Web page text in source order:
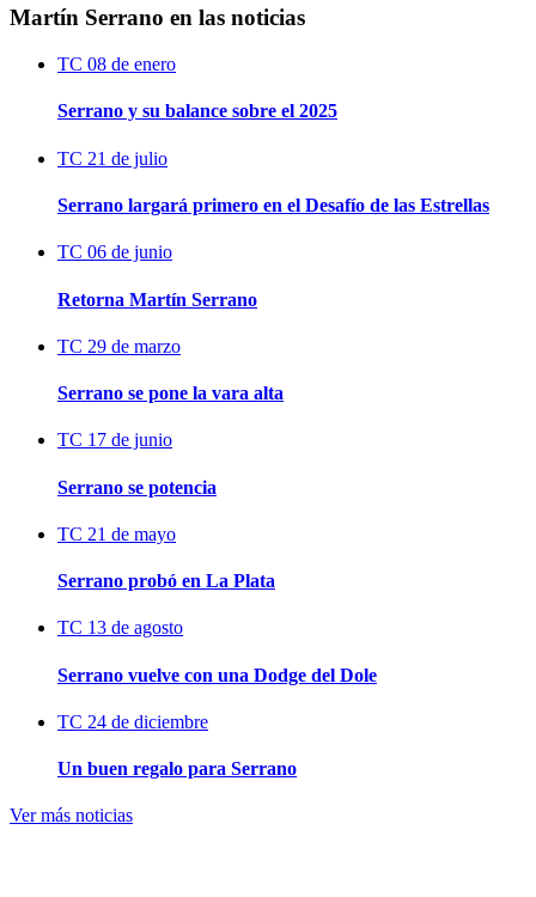
Martín Serrano en las noticias
TC 08 de enero
Serrano y su balance sobre el 2025
TC 21 de julio
Serrano largará primero en el Desafío de las Estrellas
TC 06 de junio
Retorna Martín Serrano
TC 29 de marzo
Serrano se pone la vara alta
TC 17 de junio
Serrano se potencia
TC 21 de mayo
Serrano probó en La Plata
TC 13 de agosto
Serrano vuelve con una Dodge del Dole
TC 24 de diciembre
Un buen regalo para Serrano
Ver más noticias